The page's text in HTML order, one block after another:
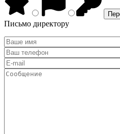
Письмо директору